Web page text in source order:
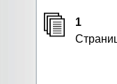
1